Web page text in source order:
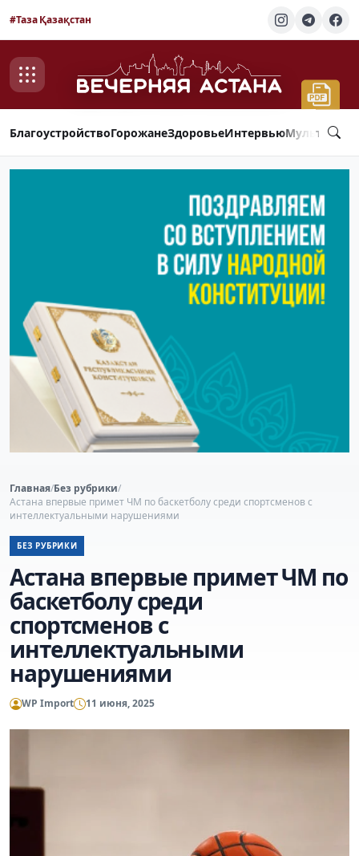
#Таза Қазақстан
БлагоустройствоГорожанеЗдоровьеИнтервью
Главная/Без рубрики/
Астана впервые примет ЧМ по баскетболу среди спортсменов с
интеллектуальными нарушениями
БЕЗ РУБРИКИ
Астана впервые примет ЧМ по
баскетболу среди
спортсменов с
интеллектуальными
нарушениями
WP Import 11 июня, 2025